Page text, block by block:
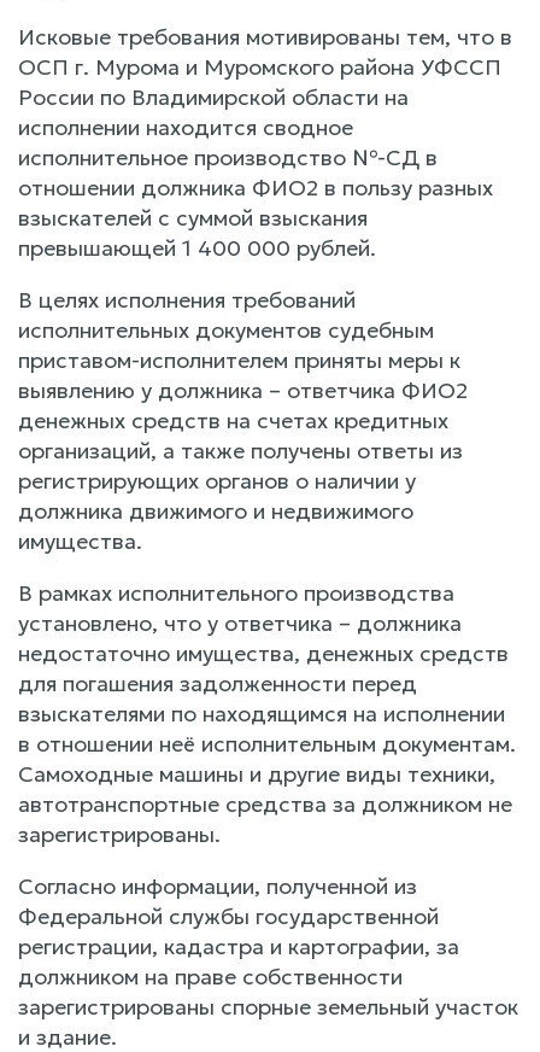
Исковые требования мотивированы тем, что в
ОСП г. Мурома и Муромского района УФССП
России по Владимирской области на
исполнении находится сводное
исполнительное производство №-СД в
отношении должника ФИО2 в пользу разных
взыскателей с суммой взыскания
превышающей 1 400 000 рублей.
В целях исполнения требований
исполнительных документов судебным
приставом-исполнителем приняты меры к
выявлению у должника – ответчика ФИО2
денежных средств на счетах кредитных
организаций, а также получены ответы из
регистрирующих органов о наличии у
должника движимого и недвижимого
имущества.
В рамках исполнительного производства
установлено, что у ответчика – должника
недостаточно имущества, денежных средств
для погашения задолженности перед
взыскателями по находящимся на исполнении
в отношении неё исполнительным документам.
Самоходные машины и другие виды техники,
автотранспортные средства за должником не
зарегистрированы.
Согласно информации, полученной из
Федеральной службы государственной
регистрации, кадастра и картографии, за
должником на праве собственности
зарегистрированы спорные земельный участок
и здание.